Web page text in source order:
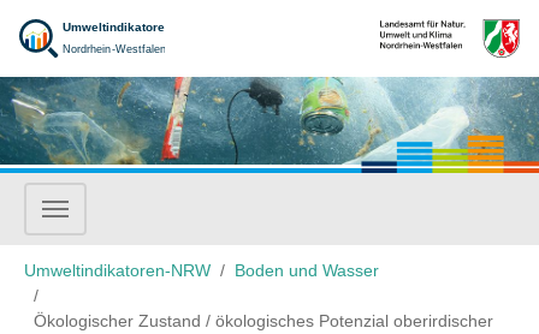
Zum Hauptinhalt springen
Sie sind hier:
Umweltindikatoren-NRW Boden und Wasser
Ökologischer Zustand / ökologisches Potenzial oberirdischer